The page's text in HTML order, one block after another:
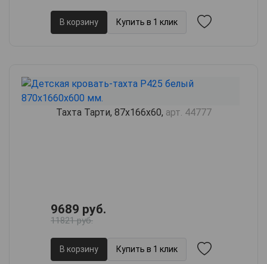
В корзину Купить в 1 клик
Тахта Тарти, 87х166х60, арт. 44777
9689 руб.
11821 руб.
В корзину Купить в 1 клик